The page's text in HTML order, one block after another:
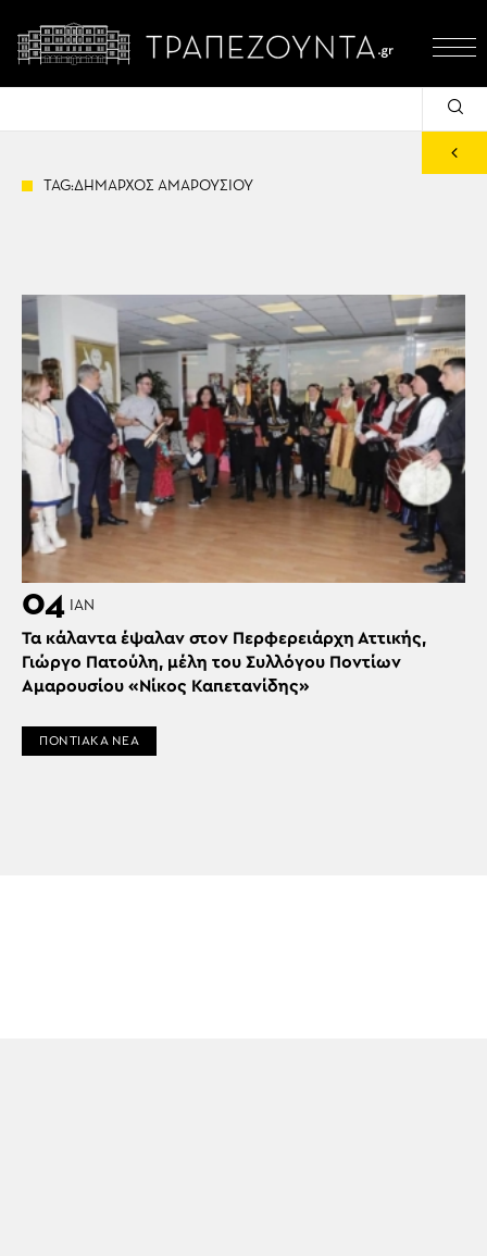
TAG:ΔΗΜΑΡΧΟΣ ΑΜΑΡΟΥΣΙΟΥ
04 ΙΑΝ
Τα κάλαντα έψαλαν στον Περφερειάρχη Αττικής,
Γιώργο Πατούλη, μέλη του Συλλόγου Ποντίων
Αμαρουσίου «Νίκος Καπετανίδης»
ΠΟΝΤΙΑΚΑ ΝΕΑ